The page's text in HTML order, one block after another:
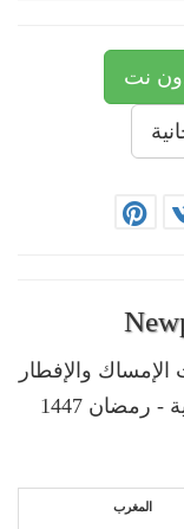
نت
والإفطار
في Newport، الولايات المتحدة الأمريكية - رمضان 1447
المغرب